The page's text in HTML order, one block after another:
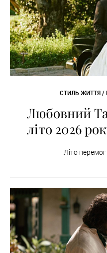
СТИЛЬ ЖИТТЯ /
Любовний
літо 2026
Літо перемог